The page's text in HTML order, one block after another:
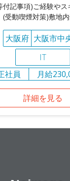
付記事項)ご経験や
(受動喫煙対策)敷地
大阪府 大阪市中
IT
社員
月給
詳細を見る